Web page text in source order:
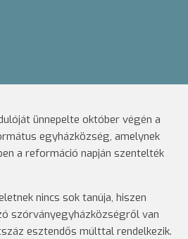
ünnepelte október végén a
egyházközség, amelynek
a reformáció napján szentelték
nincs sok tanúja, hiszen
szórványegyházközségről van
esztendős múlttal rendelkezik.